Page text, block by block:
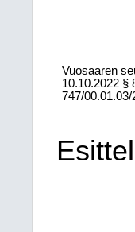
Vuosaaren
10.10.2022 §
747/00.01.03/